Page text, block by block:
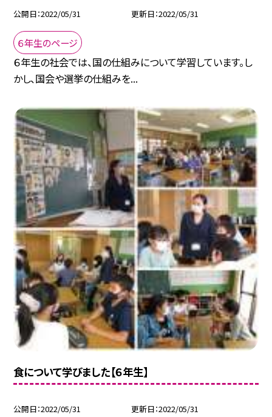
公開日 2022/05/31 更新日 2022/05/31
６年生のページ
６年生の社会では、国の仕組みについて学習しています。し
かし、国会や選挙の仕組みを...
食について学びました【６年生】
公開日 2022/05/31 更新日 2022/05/31